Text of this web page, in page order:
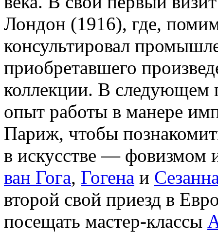
Лондон (1916), где,
консультировал
приобретавшего
коллекции. В следующем
опыт работы в манере
Париж, чтобы
в искусстве — фовизмом
ван Гога, Гогена и
второй свой приезд в
посещать мастер-классы